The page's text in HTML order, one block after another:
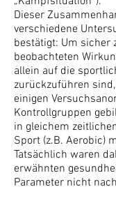
Dieser
verschiedene
bestätigt: Um sicher
beobachteten
allein auf die
zurückzuführen
einigen
Kontrollgruppen
in gleichem
Sport (z.B. Aerobic)
Tatsächlich waren
erwähnten
Parameter nicht